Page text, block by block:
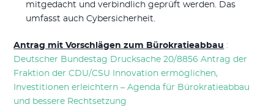
mitgedacht und verbindlich geprüft werden. Das
umfasst auch Cybersicherheit.
Antrag mit Vorschlägen zum Bürokratieabbau :
Deutscher Bundestag Drucksache 20/8856 Antrag der
Fraktion der CDU/CSU Innovation ermöglichen,
Investitionen erleichtern – Agenda für Bürokratieabbau
und bessere Rechtsetzung